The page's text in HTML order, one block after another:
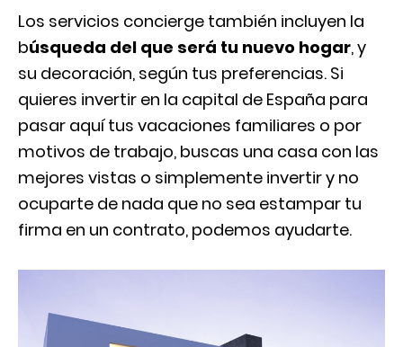
Los servicios concierge también incluyen la
búsqueda del que será tu nuevo hogar, y
su decoración, según tus preferencias. Si
quieres invertir en la capital de España para
pasar aquí tus vacaciones familiares o por
motivos de trabajo, buscas una casa con las
mejores vistas o simplemente invertir y no
ocuparte de nada que no sea estampar tu
firma en un contrato, podemos ayudarte.